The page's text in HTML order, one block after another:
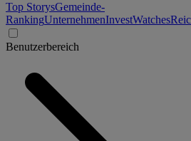
Top StorysGemeinde-
RankingUnternehmenInvestWatches
Benutzerbereich